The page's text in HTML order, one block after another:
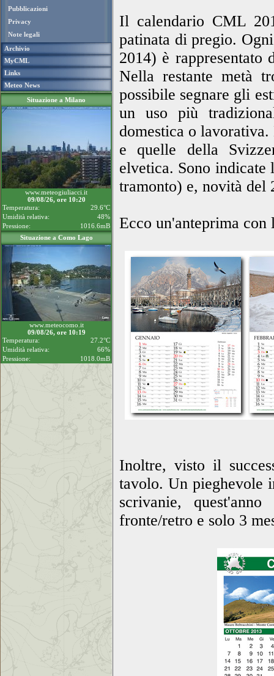
Pubblicazioni
Privacy
Note legali
Archivio
MyCML
Links
Meteo News
Situazione a Milano
www.meteogiuliacci.it
09/08/26, ore 10:20
Temperatura:
29.6°C
Umidità relativa:
48%
Pressione:
1016.6mB
Situazione a Como Lago
www.meteocomo.it
09/08/26, ore 10:19
Temperatura:
27.2°C
Umidità relativa:
66%
Pressione:
1018.0mB
Il calendario CML
patinata di pregio.
2014) è rappresentato
Nella restante metà
possibile segnare gli
un uso più
domestica o
e quelle della
elvetica. Sono
tramonto) e, novità del
Ecco un'anteprima con
Inoltre, visto il
tavolo. Un pieghevole
scrivanie,
fronte/retro e solo 3